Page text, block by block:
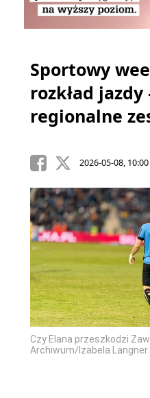
Sportowy
rozkład jazdy
regionalne
2026-05-08,
Czy Elana przeszkodzi
Archiwum/Izabela Langner